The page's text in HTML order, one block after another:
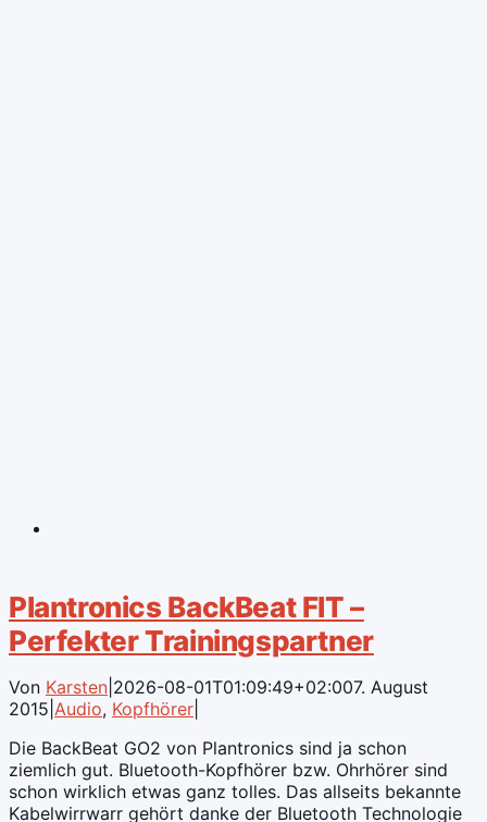
Plantronics BackBeat FIT –
Perfekter Trainingspartner
Von Karsten 2026-08-01T01:09:49+02:007. August
2015 Audio, Kopfhörer
Die BackBeat GO2 von Plantronics sind ja schon
ziemlich gut. Bluetooth-Kopfhörer bzw. Ohrhörer sind
schon wirklich etwas ganz tolles. Das allseits bekannte
Kabelwirrwarr gehört danke der Bluetooth Technologie